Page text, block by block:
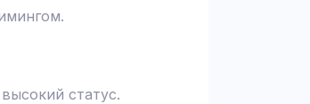
статус.